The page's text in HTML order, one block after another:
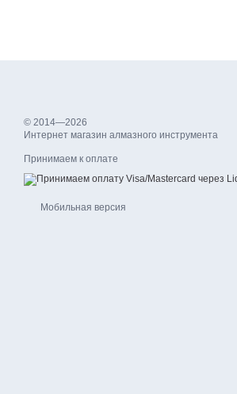
© 2014—2026
Интернет магазин алмазного инструмента
Принимаем к оплате
Мобильная версия